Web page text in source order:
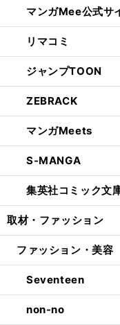
マンガMee公式サ
リマコミ
ジャンプTOON
ZEBRACK
マンガMeets
S-MANGA
集英社コミック文
取材・ファッション
ファッション・美容
Seventeen
non-no